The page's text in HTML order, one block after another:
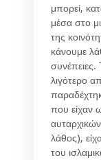
μπορεί,
μέσα στο
της
κάνουμε
συνέπειες.
λιγότερο
που είχαν
λάθος),
του